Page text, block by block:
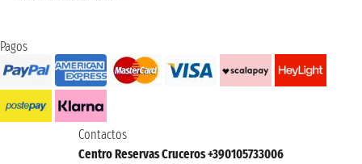
Pagos
Contactos
Centro Reservas Cruceros +390105733006